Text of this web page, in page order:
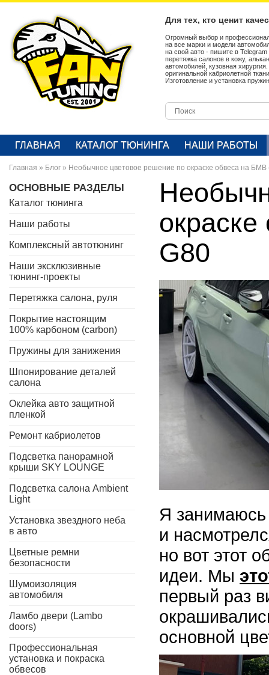
Для тех, кто ценит
Огромный выбор и
на все марки и модели
на свой авто - пишите в
перетяжка салонов в кожу,
автомобилей, кузовная
оригинальной кабриолетной
Изготовление и установка
ГЛАВНАЯ КАТАЛОГ ТЮНИНГА НАШИ РАБОТЫ
Главная » Блог » Необычное цветовое решение по окраске обвеса на БМВ
ОСНОВНЫЕ РАЗДЕЛЫ
Каталог тюнинга
Наши работы
Комплексный автотюнинг
Наши эксклюзивные
тюнинг-проекты
Перетяжка салона, руля
Покрытие настоящим
100% карбоном (carbon)
Пружины для занижения
Шпонирование деталей
салона
Оклейка авто защитной
пленкой
Ремонт кабриолетов
Подсветка панорамной
крыши SKY LOUNGE
Подсветка салона Ambient
Light
Установка звездного неба
в авто
Цветные ремни
безопасности
Шумоизоляция
автомобиля
Ламбо двери (Lambo
doors)
Профессиональная
установка и покраска
обвесов
G80
Я занимаюсь
и
но вот этот
идеи. Мы
первый раз
основной